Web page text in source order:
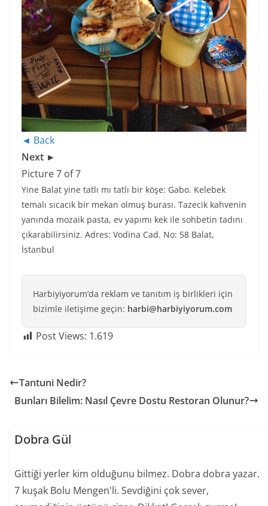
◄ Back
Next ►
Picture 7 of 7
Yine Balat yine tatlı mı tatlı bir köşe: Gabo. Kelebek
temalı sıcacık bir mekan olmuş burası. Tazecik kahvenin
yanında mozaik pasta, ev yapımı kek ile sohbetin tadını
çıkarabilirsiniz. Adres: Vodina Cad. No: 58 Balat,
İstanbul
Harbiyiyorum’da reklam ve tanıtım iş birlikleri için
bizimle iletişime geçin: harbi@harbiyiyorum.com
Post Views: 1.619
Tantuni Nedir?
Bunları Bilelim: Nasıl Çevre Dostu Restoran Olunur?
Dobra Gül
Gittiği yerler kim olduğunu bilmez. Dobra dobra yazar.
7 kuşak Bolu Mengen'li. Sevdiğini çok sever,